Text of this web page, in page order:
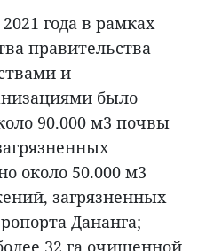
года в рамках
правительства
и
было
90.000 м3 почвы
около 50.000 м3
загрязненных
Дананга;